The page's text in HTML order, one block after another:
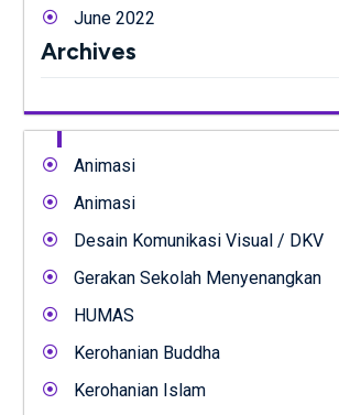
June 2022
Archives
Animasi
Animasi
Desain Komunikasi Visual / DKV
Gerakan Sekolah Menyenangkan
HUMAS
Kerohanian Buddha
Kerohanian Islam